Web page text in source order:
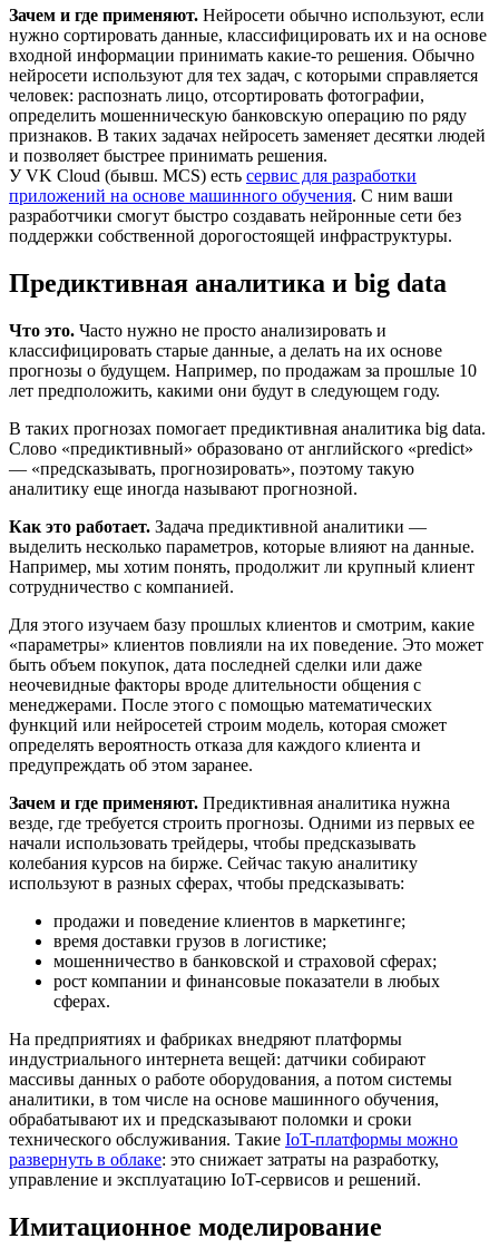
Зачем и где применяют. Нейросети обычно используют, если
нужно сортировать данные, классифицировать их и на основе
входной информации принимать какие-то решения. Обычно
нейросети используют для тех задач, с которыми справляется
человек: распознать лицо, отсортировать фотографии,
определить мошенническую банковскую операцию по ряду
признаков. В таких задачах нейросеть заменяет десятки людей
и позволяет быстрее принимать решения.
У VK Cloud (бывш. MCS) есть сервис для разработки
приложений на основе машинного обучения. С ним ваши
разработчики смогут быстро создавать нейронные сети без
поддержки собственной дорогостоящей инфраструктуры.
Предиктивная аналитика и big data
Что это. Часто нужно не просто анализировать и
классифицировать старые данные, а делать на их основе
прогнозы о будущем. Например, по продажам за прошлые 10
лет предположить, какими они будут в следующем году.
В таких прогнозах помогает предиктивная аналитика big data.
Слово «предиктивный» образовано от английского «predict»
— «предсказывать, прогнозировать», поэтому такую
аналитику еще иногда называют прогнозной.
Как это работает. Задача предиктивной аналитики —
выделить несколько параметров, которые влияют на данные.
Например, мы хотим понять, продолжит ли крупный клиент
сотрудничество с компанией.
Для этого изучаем базу прошлых клиентов и смотрим, какие
«параметры» клиентов повлияли на их поведение. Это может
быть объем покупок, дата последней сделки или даже
неочевидные факторы вроде длительности общения с
менеджерами. После этого с помощью математических
функций или нейросетей строим модель, которая сможет
определять вероятность отказа для каждого клиента и
предупреждать об этом заранее.
Зачем и где применяют. Предиктивная аналитика нужна
везде, где требуется строить прогнозы. Одними из первых ее
начали использовать трейдеры, чтобы предсказывать
колебания курсов на бирже. Сейчас такую аналитику
используют в разных сферах, чтобы предсказывать:
продажи и поведение клиентов в маркетинге;
время доставки грузов в логистике;
мошенничество в банковской и страховой сферах;
рост компании и финансовые показатели в любых
сферах.
На предприятиях и фабриках внедряют платформы
индустриального интернета вещей: датчики собирают
массивы данных о работе оборудования, а потом системы
аналитики, в том числе на основе машинного обучения,
обрабатывают их и предсказывают поломки и сроки
технического обслуживания. Такие IoT-платформы можно
развернуть в облаке: это снижает затраты на разработку,
управление и эксплуатацию IoT-сервисов и решений.
Имитационное моделирование